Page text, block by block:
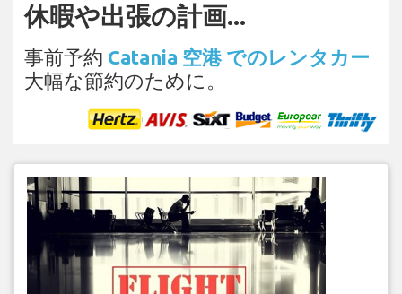
休暇や出張の計画...
事前予約 Catania 空港 でのレンタカー
大幅な節約のために。